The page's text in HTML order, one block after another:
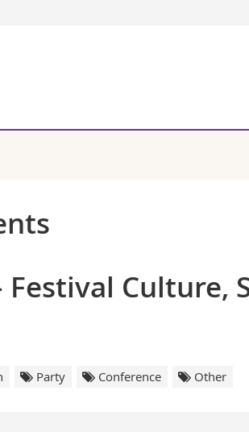
Researchers
Festival Culture,
Party Conference Other